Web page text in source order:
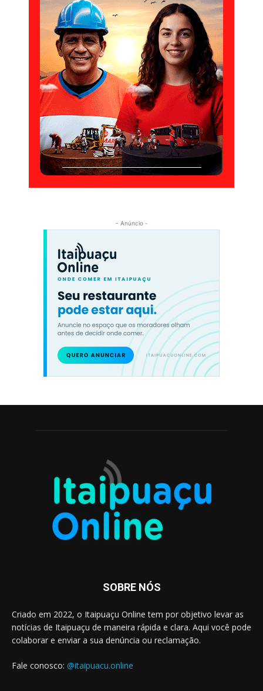
SOBRE NÓS
Criado em 2022, o Itaipuaçu Online tem por objetivo levar as
notícias de Itaipuaçu de maneira rápida e clara. Aqui você pode
colaborar e enviar a sua denúncia ou reclamação.
Fale conosco: @itaipuacu.online